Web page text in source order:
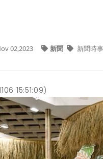
02,2023 新聞 新聞時事
15:51:09)